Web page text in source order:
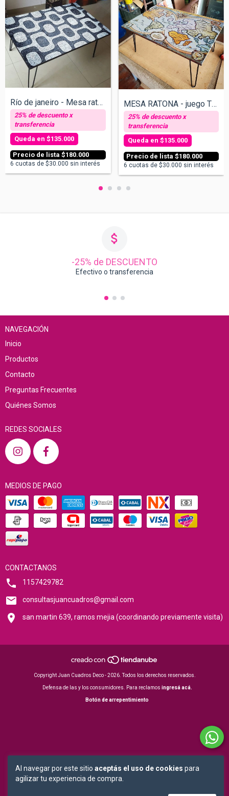
Al navegar por este sitio aceptás el uso de cookies para
agilizar tu experiencia de compra.
Río de janeiro - Mesa ratona
$180.000
$135.000
6 cuotas de $30.000 sin interés
MESA RATONA - juego TEG - 90x60cm
$180.000
$135.000
6 cuotas de $30.000 sin interés
-25% de DESCUENTO
Efectivo o transferencia
NAVEGACIÓN
Inicio
Productos
Contacto
Preguntas Frecuentes
Quiénes Somos
REDES SOCIALES
MEDIOS DE PAGO
CONTACTANOS
1157429782
consultasjuancuadros@gmail.com
san martin 639, ramos mejia (coordinando previamente visita)
Copyright Juan Cuadros Deco - 2026. Todos los derechos reservados.
Defensa de las y los consumidores. Para reclamos ingresá acá.
Botón de arrepentimiento